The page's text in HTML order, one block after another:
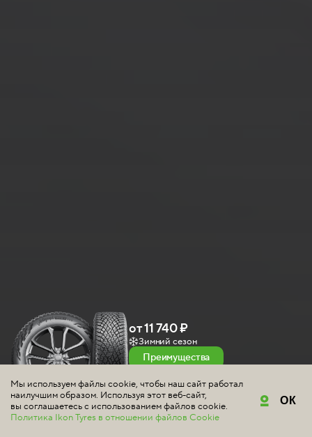
от 11 740 ₽
Зимний сезон
Преимущества
Купить
Мы используем файлы cookie, чтобы наш сайт работал
наилучшим образом. Используя этот веб-сайт,
вы соглашаетесь с использованием файлов cookie.
Политика Ikon Tyres в отношении файлов Cookie
ОК